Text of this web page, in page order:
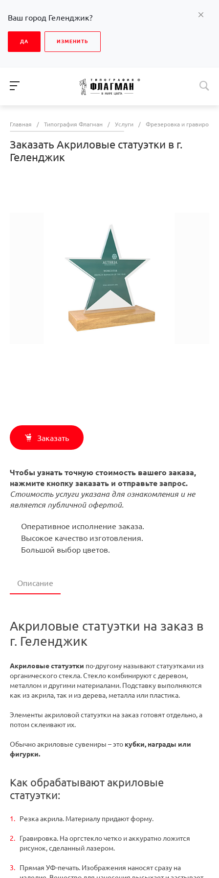
Ваш город Геленджик?
ДА ИЗМЕНИТЬ
Главная / Типография Флагман / Услуги / Фрезеровка и гравировка
Заказать Акриловые статуэтки в г.
Геленджик
Заказать
Чтобы узнать точную стоимость вашего заказа,
нажмите кнопку заказать и отправьте запрос.
Стоимость услуги указана для ознакомления и не
является публичной офертой.
Оперативное исполнение заказа.
Высокое качество изготовления.
Большой выбор цветов.
Описание
Акриловые статуэтки на заказ в
г. Геленджик
Акриловые статуэтки по-другому называют статуэтками из
органического стекла. Стекло комбинируют с деревом,
металлом и другими материалами. Подставку выполняются
как из акрила, так и из дерева, металла или пластика.
Элементы акриловой статуэтки на заказ готовят отдельно, а
потом склеивают их.
Обычно акриловые сувениры – это кубки, награды или
фигурки.
Как обрабатывают акриловые
статуэтки:
Резка акрила. Материалу придают форму.
Гравировка. На оргстекло четко и аккуратно ложится
рисунок, сделанный лазером.
Прямая УФ-печать. Изображения наносят сразу на